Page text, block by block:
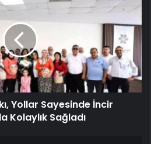
Yollar Sayesinde İncir
Kolaylık Sağladı